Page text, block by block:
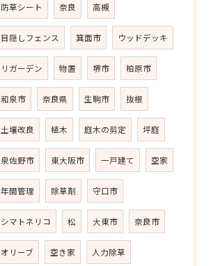
防草シート 奈良 高槻
目隠しフェンス 箕面市 ウッドデッキ
リガーデン 物置 堺市 柏原市
和泉市 奈良県 生駒市 抜根
土壌改良 植木 庭木の剪定 坪庭
泉佐野市 東大阪市 一戸建て 空家
年間管理 除草剤 守口市
シマトネリコ 松 大東市 奈良市
オリーブ 空き家 人力除草